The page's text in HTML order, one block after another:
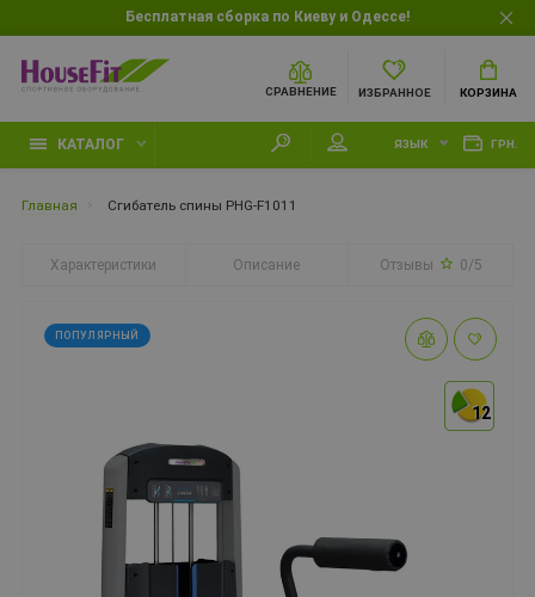
Бесплатная сборка по Киеву и Одессе!
СРАВНЕНИЕ ИЗБРАННОЕ КОРЗИНА
КАТАЛОГ ЯЗЫК ГРН.
Главная Сгибатель спины PHG-F1011
Характеристики Описание Отзывы 0/5
12
12
ПОПУЛЯРНЫЙ